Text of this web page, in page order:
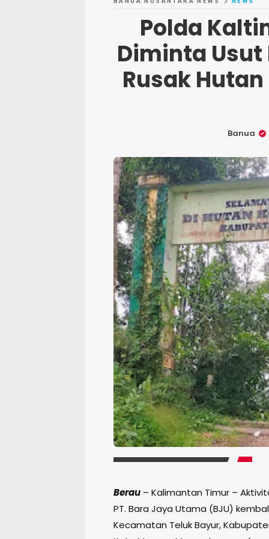
Polda
Diminta Usut
Rusak
Banua
Berau – Kalimantan Timur –
PT. Bara Jaya Utama (BJU)
Kecamatan Teluk Bayur,